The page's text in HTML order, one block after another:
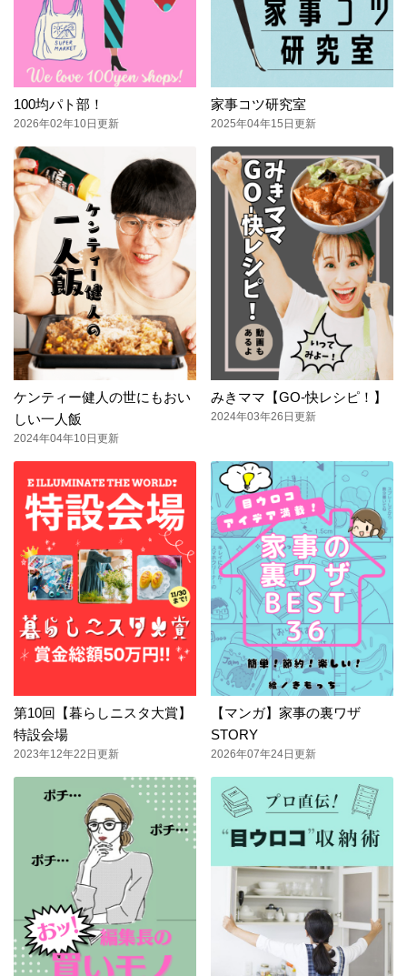
100均パト部！
2026年02年10日更新
家事コツ研究室
2025年04年15日更新
ケンティー健人の世にもおい
しい一人飯
2024年04年10日更新
みきママ【GO-快レシピ！】
2024年03年26日更新
第10回【暮らしニスタ大賞】
特設会場
2023年12年22日更新
【マンガ】家事の裏ワザ
STORY
2026年07年24日更新